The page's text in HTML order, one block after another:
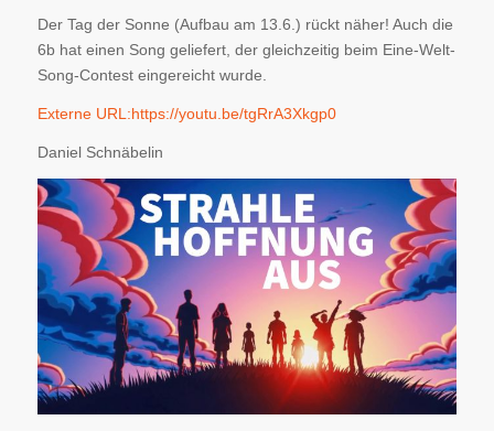
Der Tag der Sonne (Aufbau am 13.6.) rückt näher! Auch die
6b hat einen Song geliefert, der gleichzeitig beim Eine-Welt-
Song-Contest eingereicht wurde.
Externe URL:https://youtu.be/tgRrA3Xkgp0
Daniel Schnäbelin